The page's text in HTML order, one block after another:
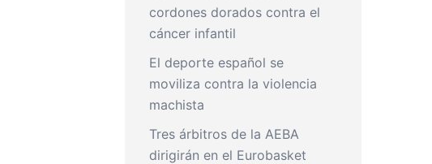
cordones dorados contra el
cáncer infantil
El deporte español se
moviliza contra la violencia
machista
Tres árbitros de la AEBA
dirigirán en el Eurobasket